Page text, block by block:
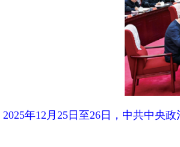
把干部干了什么事、干了多少事、干
于担当，干部才会有底气。要在强化责